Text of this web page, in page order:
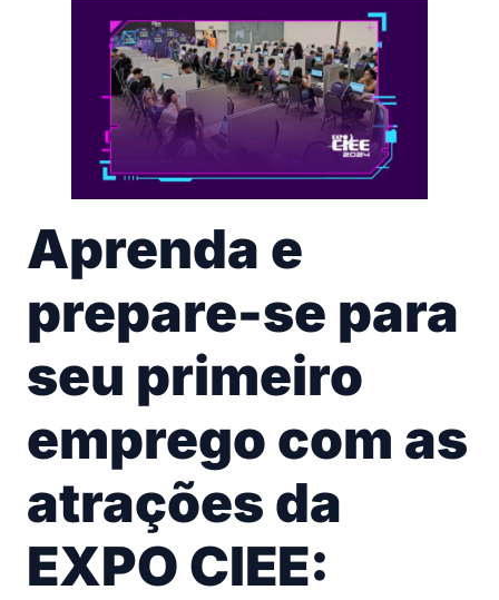
Aprenda e
prepare-se para
seu primeiro
emprego com as
atrações da
EXPO CIEE: